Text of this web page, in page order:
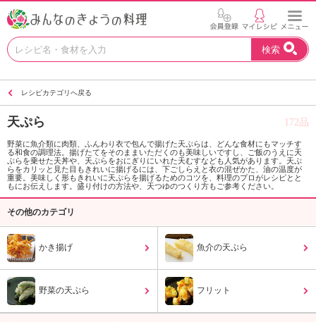
お
い
を
見
つ
け
よ
。
K
エ
検索
レシピカテゴリへ戻る
天ぷら 172品
野菜に魚介類に肉類、ふんわり衣で包んで揚げた天ぷらは、どんな食材にもマッチす
る和食の調理法。揚げたてをそのままいただくのも美味しいですし、ご飯のうえに天
ぷらを乗せた天丼や、天ぷらをおにぎりにいれた天むすなども人気があります。天ぷ
らをカリッと見た目もきれいに揚げるには、下ごしらえと衣の混ぜかた、油の温度が
重要。美味しく形もきれいに天ぷらを揚げるためのコツを、料理のプロがレシピとと
もにお伝えします。盛り付けの方法や、天つゆのつくり方もご参考ください。
その他のカテゴリ
かき揚げ 魚介の天ぷら
野菜の天ぷら フリット